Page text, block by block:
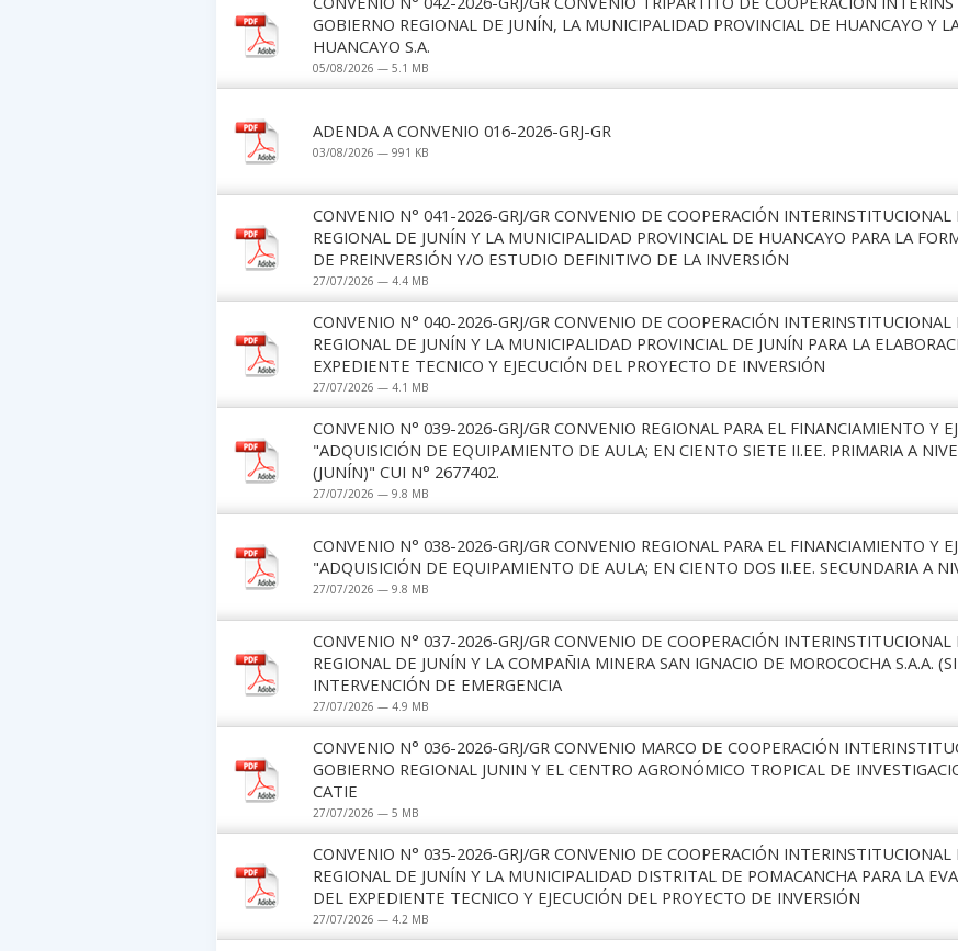
GOBIERNO REGIONAL DE JUNÍN, LA MUNICIPALIDAD PROVINCIAL DE HUANCAYO Y
HUANCAYO S.A.
05/08/2026 — 5.1 MB
ADENDA A CONVENIO 016-2026-GRJ-GR
03/08/2026 — 991 KB
CONVENIO N° 041-2026-GRJ/GR CONVENIO DE COOPERACIÓN INTERINSTITUCIONAL
REGIONAL DE JUNÍN Y LA MUNICIPALIDAD PROVINCIAL DE HUANCAYO PARA LA
DE PREINVERSIÓN Y/O ESTUDIO DEFINITIVO DE LA INVERSIÓN
27/07/2026 — 4.4 MB
CONVENIO N° 040-2026-GRJ/GR CONVENIO DE COOPERACIÓN INTERINSTITUCIONAL
REGIONAL DE JUNÍN Y LA MUNICIPALIDAD PROVINCIAL DE JUNÍN PARA LA
EXPEDIENTE TECNICO Y EJECUCIÓN DEL PROYECTO DE INVERSIÓN
27/07/2026 — 4.1 MB
CONVENIO N° 039-2026-GRJ/GR CONVENIO REGIONAL PARA EL FINANCIAMIENTO Y
"ADQUISICIÓN DE EQUIPAMIENTO DE AULA; EN CIENTO SIETE II.EE. PRIMARIA A
(JUNÍN)" CUI N° 2677402.
27/07/2026 — 9.8 MB
CONVENIO N° 038-2026-GRJ/GR CONVENIO REGIONAL PARA EL FINANCIAMIENTO Y
"ADQUISICIÓN DE EQUIPAMIENTO DE AULA; EN CIENTO DOS II.EE. SECUNDARIA A
27/07/2026 — 9.8 MB
CONVENIO N° 037-2026-GRJ/GR CONVENIO DE COOPERACIÓN INTERINSTITUCIONAL
REGIONAL DE JUNÍN Y LA COMPAÑIA MINERA SAN IGNACIO DE MOROCOCHA S.A.A.
INTERVENCIÓN DE EMERGENCIA
27/07/2026 — 4.9 MB
CONVENIO N° 036-2026-GRJ/GR CONVENIO MARCO DE COOPERACIÓN
GOBIERNO REGIONAL JUNIN Y EL CENTRO AGRONÓMICO TROPICAL DE
CATIE
27/07/2026 — 5 MB
CONVENIO N° 035-2026-GRJ/GR CONVENIO DE COOPERACIÓN INTERINSTITUCIONAL
REGIONAL DE JUNÍN Y LA MUNICIPALIDAD DISTRITAL DE POMACANCHA PARA LA
DEL EXPEDIENTE TECNICO Y EJECUCIÓN DEL PROYECTO DE INVERSIÓN
27/07/2026 — 4.2 MB